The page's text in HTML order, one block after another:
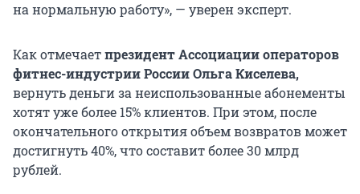
на нормальную работу», — уверен эксперт.
Как отмечаетпрезидент Ассоциации операторов
фитнес-индустрии России Ольга Киселева,
вернуть деньги за неиспользованные абонементы
хотят уже более 15% клиентов. При этом, после
окончательного открытия объем возвратов может
достигнуть 40%, что составит более 30 млрд
рублей.